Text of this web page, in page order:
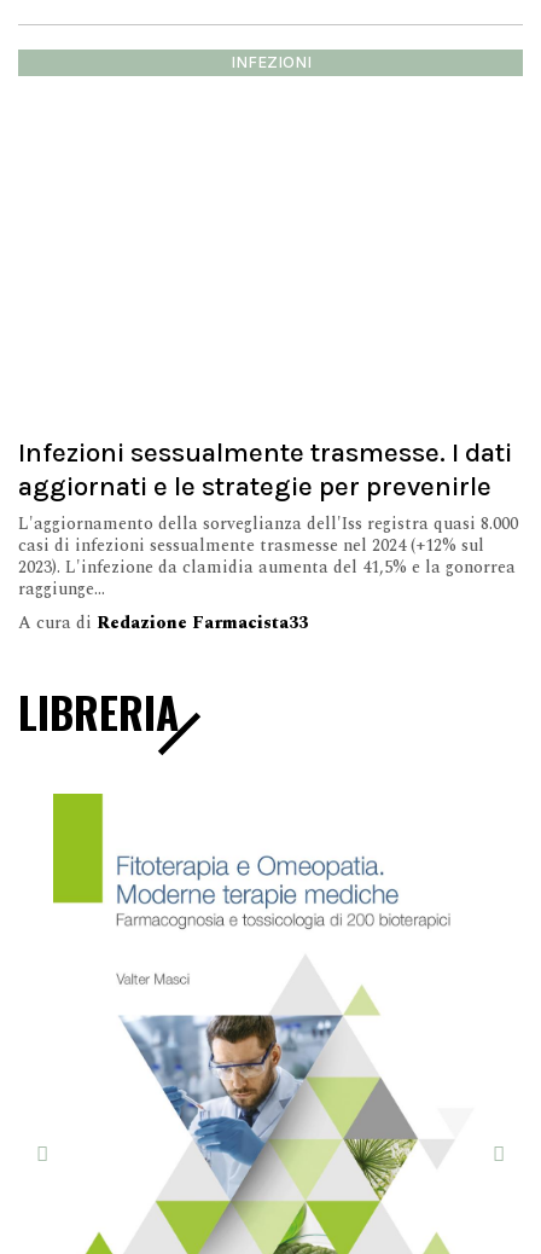
INFEZIONI
Infezioni sessualmente trasmesse. I dati
aggiornati e le strategie per prevenirle
L'aggiornamento della sorveglianza dell'Iss registra quasi 8.000
casi di infezioni sessualmente trasmesse nel 2024 (+12% sul
2023). L'infezione da clamidia aumenta del 41,5% e la gonorrea
raggiunge...
A cura di Redazione Farmacista33
LIBRERIA